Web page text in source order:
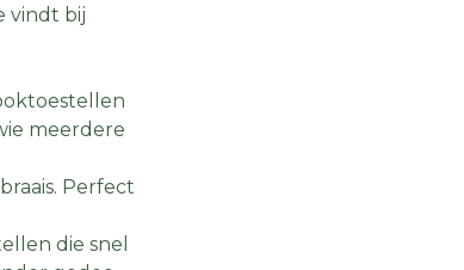
vindt bij
meerdere
Perfect
die snel